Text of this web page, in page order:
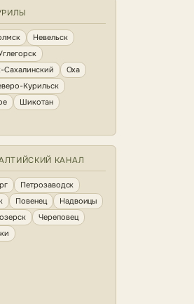
Невельск
Сахалинский
Оха
Курильск
Шикотан
КАНАЛ
Петрозаводск
Повенец
Надвоицы
Череповец